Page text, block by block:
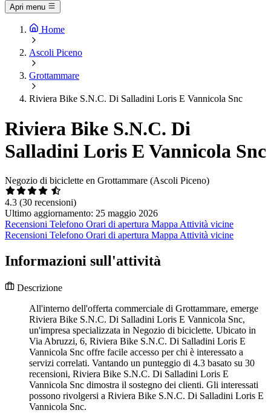
Apri menu
Home
Ascoli Piceno
Grottammare
Riviera Bike S.N.C. Di Salladini Loris E Vannicola Snc
Riviera Bike S.N.C. Di
Salladini Loris E Vannicola Snc
Negozio di biciclette en Grottammare (Ascoli Piceno)
4.3 (30 recensioni)
Ultimo aggiornamento: 25 maggio 2026
Recensioni Telefono Orari di apertura Mappa Attività vicine
Recensioni Telefono Orari di apertura Mappa Attività vicine
Informazioni sull'attività
Descrizione
All'interno dell'offerta commerciale di Grottammare, emerge
Riviera Bike S.N.C. Di Salladini Loris E Vannicola Snc,
un'impresa specializzata in Negozio di biciclette. Ubicato in
Via Abruzzi, 6, Riviera Bike S.N.C. Di Salladini Loris E
Vannicola Snc offre facile accesso per chi è interessato a
servizi correlati. Vantando un punteggio di 4.3 basato su 30
recensioni, Riviera Bike S.N.C. Di Salladini Loris E
Vannicola Snc dimostra il sostegno dei clienti. Gli interessati
possono rivolgersi a Riviera Bike S.N.C. Di Salladini Loris E
Vannicola Snc.